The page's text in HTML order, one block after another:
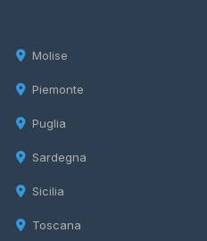
Molise
Piemonte
Puglia
Sardegna
Sicilia
Toscana